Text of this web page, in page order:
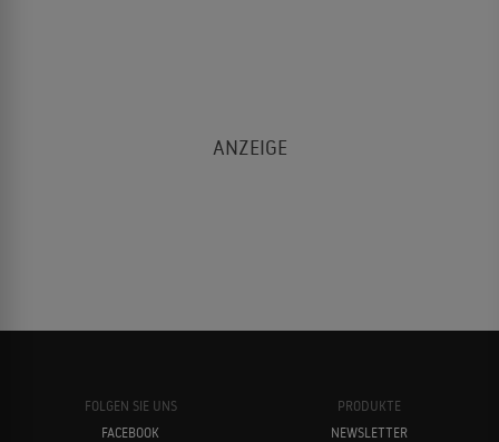
FOLGEN SIE UNS
FACEBOOK
PRODUKTE
NEWSLETTER